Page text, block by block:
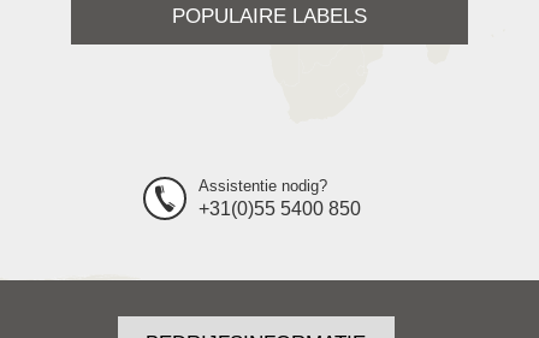
POPULAIRE LABELS
Assistentie nodig?
+31(0)55 5400 850